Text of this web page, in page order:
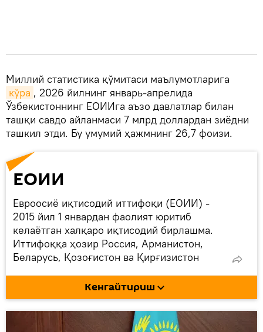
Миллий статистика қўмитаси маълумотларига
кўра , 2026 йилнинг январь-апрелида
Ўзбекистоннинг ЕОИИга аъзо давлатлар билан
ташқи савдо айланмаси 7 млрд доллардан зиёдни
ташкил этди. Бу умумий ҳажмнинг 26,7 фоизи.
ЕОИИ
Евроосиё иқтисодий иттифоқи (ЕОИИ) -
2015 йил 1 январдан фаолият юритиб
келаётган халқаро иқтисодий бирлашма.
Иттифоққа ҳозир Россия, Арманистон,
Беларусь, Қозоғистон ва Қирғизистон
кузатувчи мақомини олди. Молдова, Куба,
Эрон ҳам кузатувчи мақомига эга.
Кенгайтириш